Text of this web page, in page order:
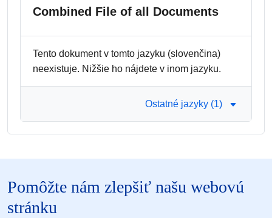
Combined File of all Documents
Tento dokument v tomto jazyku (slovenčina)
neexistuje. Nižšie ho nájdete v inom jazyku.
Ostatné jazyky (1)
Pomôžte nám zlepšiť našu webovú
stránku